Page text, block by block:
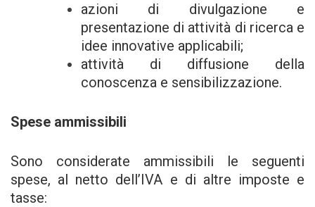
azioni di divulgazione e
presentazione di attività di ricerca e
idee innovative applicabili;
attività di diffusione della
conoscenza e sensibilizzazione.
Spese ammissibili
Sono considerate ammissibili le seguenti
spese, al netto dell’IVA e di altre imposte e
tasse: